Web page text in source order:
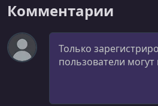
Комментарии
Комментарий